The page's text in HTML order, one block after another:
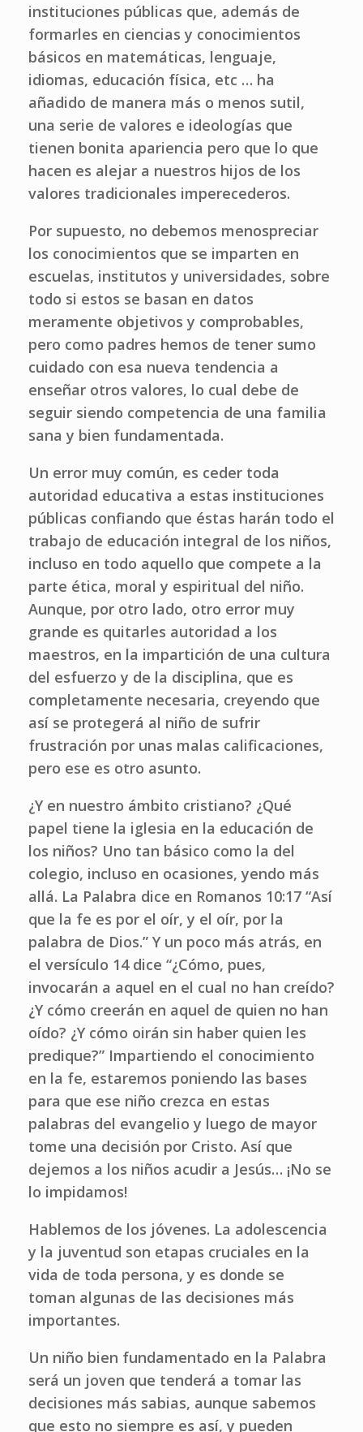
instituciones públicas que, además de
formarles en ciencias y conocimientos
básicos en matemáticas, lenguaje,
idiomas, educación física, etc … ha
añadido de manera más o menos sutil,
una serie de valores e ideologías que
tienen bonita apariencia pero que lo que
hacen es alejar a nuestros hijos de los
valores tradicionales imperecederos.
Por supuesto, no debemos menospreciar
los conocimientos que se imparten en
escuelas, institutos y universidades, sobre
todo si estos se basan en datos
meramente objetivos y comprobables,
pero como padres hemos de tener sumo
cuidado con esa nueva tendencia a
enseñar otros valores, lo cual debe de
seguir siendo competencia de una familia
sana y bien fundamentada.
Un error muy común, es ceder toda
autoridad educativa a estas instituciones
públicas confiando que éstas harán todo el
trabajo de educación integral de los niños,
incluso en todo aquello que compete a la
parte ética, moral y espiritual del niño.
Aunque, por otro lado, otro error muy
grande es quitarles autoridad a los
maestros, en la impartición de una cultura
del esfuerzo y de la disciplina, que es
completamente necesaria, creyendo que
así se protegerá al niño de sufrir
frustración por unas malas calificaciones,
pero ese es otro asunto.
¿Y en nuestro ámbito cristiano? ¿Qué
papel tiene la iglesia en la educación de
los niños? Uno tan básico como la del
colegio, incluso en ocasiones, yendo más
allá. La Palabra dice en Romanos 10:17 “Así
que la fe es por el oír, y el oír, por la
palabra de Dios.” Y un poco más atrás, en
el versículo 14 dice “¿Cómo, pues,
invocarán a aquel en el cual no han creído?
¿Y cómo creerán en aquel de quien no han
oído? ¿Y cómo oirán sin haber quien les
predique?” Impartiendo el conocimiento
en la fe, estaremos poniendo las bases
para que ese niño crezca en estas
palabras del evangelio y luego de mayor
tome una decisión por Cristo. Así que
dejemos a los niños acudir a Jesús… ¡No se
lo impidamos!
Hablemos de los jóvenes. La adolescencia
y la juventud son etapas cruciales en la
vida de toda persona, y es donde se
toman algunas de las decisiones más
importantes.
Un niño bien fundamentado en la Palabra
será un joven que tenderá a tomar las
decisiones más sabias, aunque sabemos
que esto no siempre es así, y pueden